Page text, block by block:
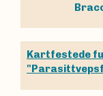
Kartfestede